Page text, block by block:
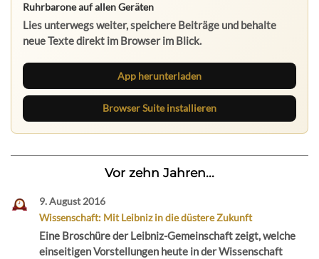
Ruhrbarone auf allen Geräten
Lies unterwegs weiter, speichere Beiträge und behalte
neue Texte direkt im Browser im Blick.
App herunterladen
Browser Suite installieren
Vor zehn Jahren...
9. August 2016
Wissenschaft: Mit Leibniz in die düstere Zukunft
Eine Broschüre der Leibniz-Gemeinschaft zeigt, welche
einseitigen Vorstellungen heute in der Wissenschaft